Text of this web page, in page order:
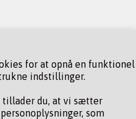
for at opnå en funktionel
indstillinger.
tillader du, at vi sætter
som